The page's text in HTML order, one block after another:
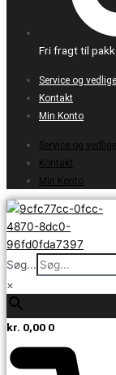
Fri fragt til
Service og
Kontakt
Min Konto
Service og
Kontakt
Min Konto
Søg...
×
kr. 0,00 0